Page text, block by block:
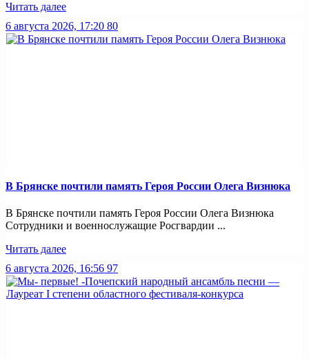
Читать далее
6 августа 2026, 17:20 80
В Брянске почтили память Героя России Олега Визнюка
В Брянске почтили память Героя России Олега Визнюка
Сотрудники и военнослужащие Росгвардии ...
Читать далее
6 августа 2026, 16:56 97